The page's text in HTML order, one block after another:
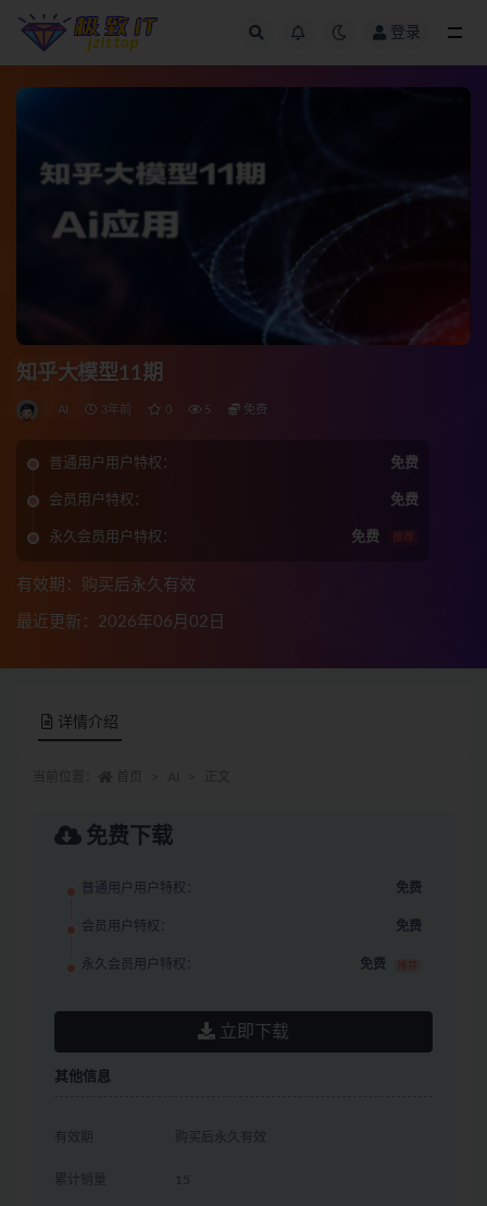
登录
知乎大模型11期
AI 3年前 0 5 免费
普通用户用户特权： 免费
会员用户特权： 免费
永久会员用户特权： 免费 推荐
有效期：购买后永久有效
最近更新：2026年06月02日
详情介绍
免费下载
普通用户用户特权： 免费
会员用户特权： 免费
永久会员用户特权： 免费 推荐
立即下载
其他信息
有效期 购买后永久有效
累计销量 15